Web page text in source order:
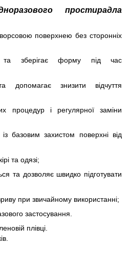
простирадла
поверхнею без сторонніх
та зберігає форму під час
допомагає знизити відчуття
процедур і регулярної заміни
базовим захистом поверхні від
та одязі;
та дозволяє швидко підготувати
при звичайному використанні;
застосування.
плівці.